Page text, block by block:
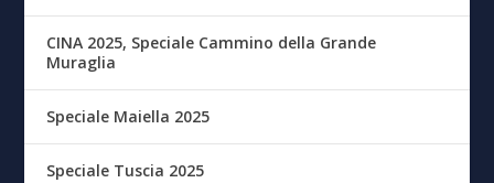
CINA 2025, Speciale Cammino della Grande
Muraglia
Speciale Maiella 2025
Speciale Tuscia 2025